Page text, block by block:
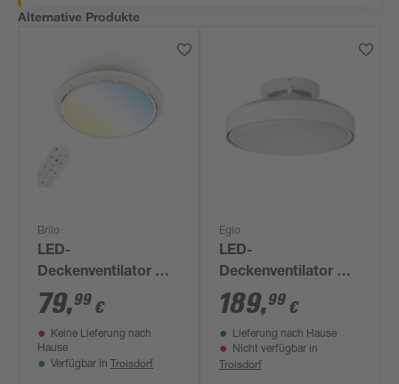
Alternative Produkte
Brilo
LED-
Deckenventilator mit
Beleuchtung 'Dison'
dimmbar 2700 lm
RGB - tunable white
Ø 44 x 175 cm
79,99 €
Keine Lieferung nach
Hause
Verfügbar in Troisdorf
Eglo
LED-
Deckenventilator mit
Beleuchtung
'Morenci' dimmbar
45,9 W 5200 lm
warmweiß,
189,99 €
Lieferung nach Hause
Nicht verfügbar in
Troisdorf